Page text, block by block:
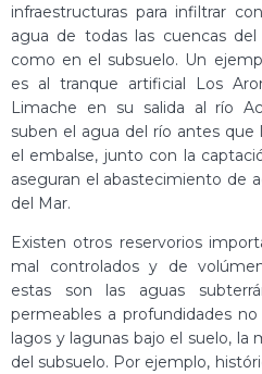
infraestructuras para infiltrar
agua de todas las cuencas
como en el subsuelo. Un
es al tranque artificial Los
Limache en su salida al río
suben el agua del río antes
el embalse, junto con la
aseguran el abastecimiento de
del Mar.
Existen otros reservorios
mal controlados y de
estas son las aguas
permeables a profundidades
lagos y lagunas bajo el suelo, la
del subsuelo. Por ejemplo,